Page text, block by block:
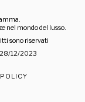
nel mondo del lusso.
sono riservati
28/12/2023